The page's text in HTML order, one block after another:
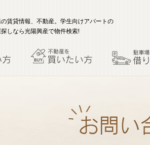
賃貸情報、不動産。学生向けアパートの
探しなら光陽興産で物件検索!